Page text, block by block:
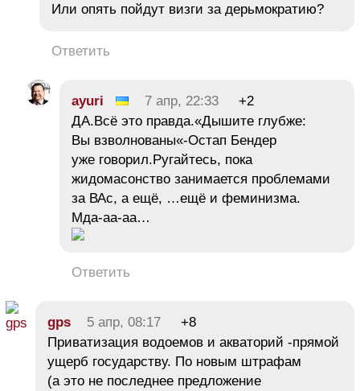
Или опять пойдут визги за дерьмократию?
Ответить
ayuri 7 апр, 22:33
+2
ДА.Всё это правда.«Дышите глубже:
Вы взволнованы«-Остап Бендер
уже говорил.Ругайтесь, пока
жидомасонство занимается проблемами
за ВАс, а ещё, …ещё и феминизма.
Мда-аа-аа…
Ответить
gps 5 апр, 08:17
+8
Приватизация водоемов и акваторий -прямой
ущерб государству. По новым штрафам
(а это не последнее предложение